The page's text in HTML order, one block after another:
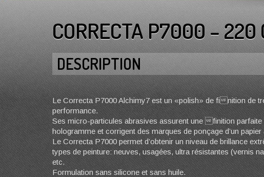
CORRECTA P7000 – 220
DESCRIPTION
Le Correcta P7000 Alchimy7 est un «polish» de finition de
performance.
Ses micro-particules abrasives assurent une finition parfaite
hologramme et corrigent des marques de ponçage d’un
Le Correcta P7000 permet d’obtenir un niveau de brillance
types de peinture: neuves, usagées, ultra résistantes (vernis
etc.
Formulation sans silicone et sans huile.